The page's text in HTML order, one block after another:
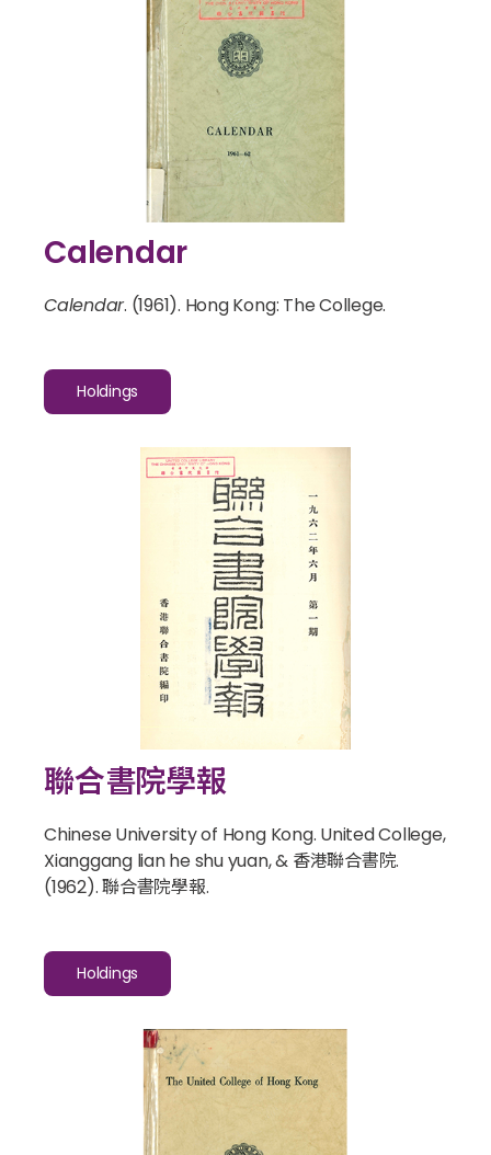
Calendar
Calendar. (1961). Hong Kong: The College.
Holdings
聯合書院學報
Chinese University of Hong Kong. United College,
Xianggang lian he shu yuan, & 香港聯合書院.
(1962).聯合書院學報.
Holdings